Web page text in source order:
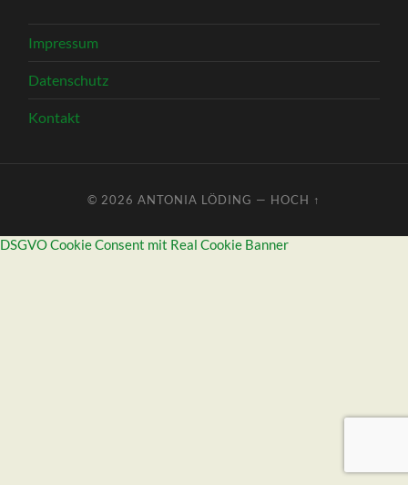
Impressum
Datenschutz
Kontakt
© 2026 ANTONIA LÖDING — HOCH ↑
DSGVO Cookie Consent mit Real Cookie Banner